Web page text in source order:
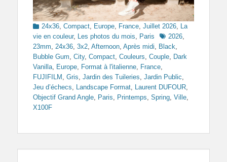
Categories
24x36, Compact, Europe, France, Juillet 2026, La
vie en couleur, Les photos du mois, Paris Tags2026,
23mm, 24x36, 3x2, Afternoon, Après midi, Black,
Bubble Gum, City, Compact, Couleurs, Couple, Dark
Vanilla, Europe, Format à l'italienne, France,
FUJIFILM , Gris, Jardin des Tuileries, Jardin Public,
Jeu d’échecs, Landscape Format, Laurent DUFOUR,
Objectif Grand Angle, Paris, Printemps, Spring, Ville,
X100F